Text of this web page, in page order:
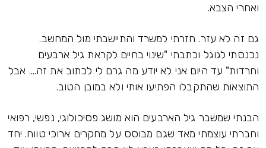
ואחרי הצבא.
גם זה לא עזר. חזרתי למשרד והתיישבתי מול המחשב.
נכנסתי לגוגל וכתבתי "שינוי בחיים לקראת גיל ארבעים
וחרדות" עד היום אני לא יודע מה גרם לי לכתוב את זה.... אבל
התוצאות שהתקבלו הפתיעו אותי ולא במובן הטוב.
הבנתי שמשבר גיל הארבעים הוא מושג פסיכולוגי, נפשי, רפואי
וחברתי עוצמתי מאד שגם מבוסס על מחקרים ארוכי טווח. יחד